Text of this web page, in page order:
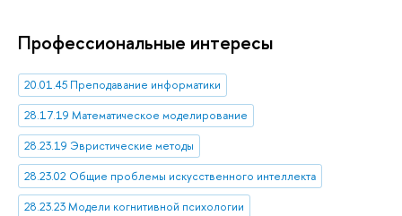
Профессиональные интересы
20.01.45 Преподавание информатики
28.17.19 Математическое моделирование
28.23.19 Эвристические методы
28.23.02 Общие проблемы искусственного интеллекта
28.23.23 Модели когнитивной психологии